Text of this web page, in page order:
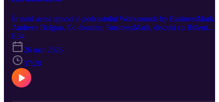
În noul acest episod al podcastului Worksounds by BusinessMark,
Andreea Drăgan, Co-founder, BusinessMark, discută cu Bülent
Duagi, Facilitator Proiecte Strategice, despre change management
impactul inteligenței artificiale în acest proces de transformare.
Episod găzduit de JW Marriott Bucharest Grand Hotel
E34
26 mar 2026
37:28